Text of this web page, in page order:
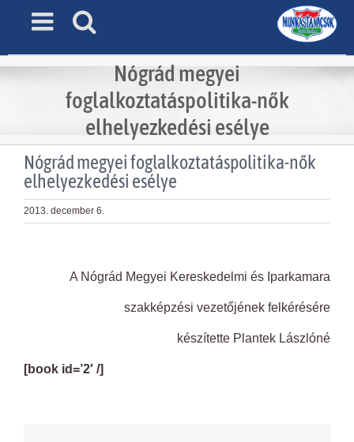
Nógrád megyei
foglalkoztatáspolitika-nők
elhelyezkedési esélye
Nógrád megyei foglalkoztatáspolitika-nők
elhelyezkedési esélye
2013. december 6.
A Nógrád Megyei Kereskedelmi és Iparkamara
szakképzési vezetőjének felkérésére
készítette Plantek Lászlóné
[book id=’2′ /]